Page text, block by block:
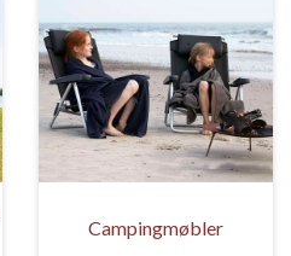
Campingmøbler